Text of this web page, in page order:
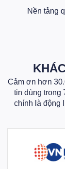
Nền tảng
Cảm ơn hơn
tin dùng trong
chính là động